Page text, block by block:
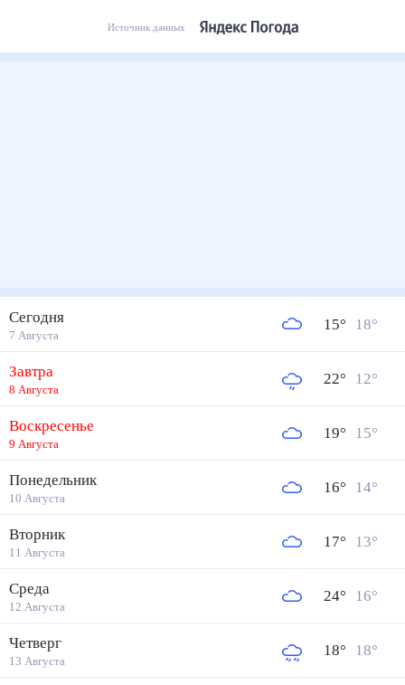
Источник данных
Сегодня
7 Августа
15° 18°
Завтра
8 Августа
22° 12°
Воскресенье
9 Августа
19° 15°
Понедельник
10 Августа
16° 14°
Вторник
11 Августа
17° 13°
Среда
12 Августа
24° 16°
Четверг
13 Августа
18° 18°